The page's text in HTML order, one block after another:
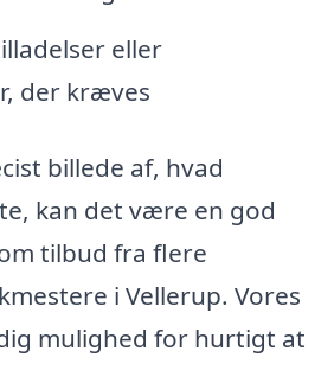
eller
der kræves
billede af, hvad
kan det være en god
tilbud fra flere
i Vellerup. Vores
mulighed for hurtigt at